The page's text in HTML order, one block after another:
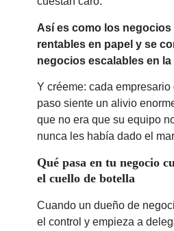
Así es como los
rentables en papel y se
negocios escalables en
Y créeme: cada
paso siente un alivio
que no era que su equipo
nunca les había dado el
Qué pasa en tu negocio
el cuello de botella
Cuando un dueño de
el control y empieza a